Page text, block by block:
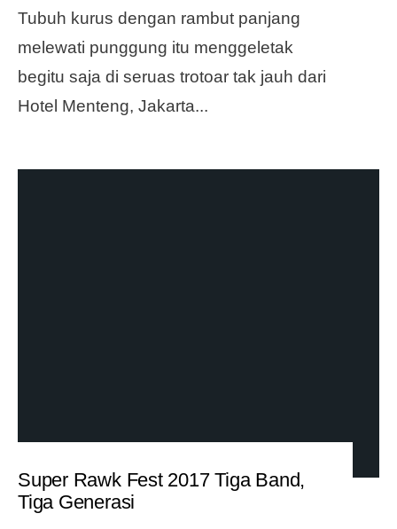
Tubuh kurus dengan rambut panjang
melewati punggung itu menggeletak
begitu saja di seruas trotoar tak jauh dari
Hotel Menteng, Jakarta...
Super Rawk Fest 2017 Tiga Band,
Tiga Generasi